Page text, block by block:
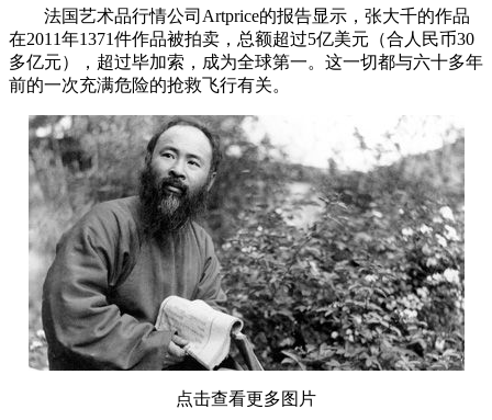
法国艺术品行情公司Artprice的报告显示，张大千的作品
在2011年1371件作品被拍卖，总额超过5亿美元（合人民币30
多亿元），超过毕加索，成为全球第一。这一切都与六十多年
前的一次充满危险的抢救飞行有关。
点击查看更多图片